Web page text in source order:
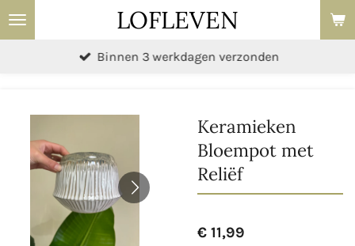
Ga
direct
LOFLEVEN
Binnen 3 werkdagen verzonden
Keramieken
Bloempot met
Reliëf
€ 11,99